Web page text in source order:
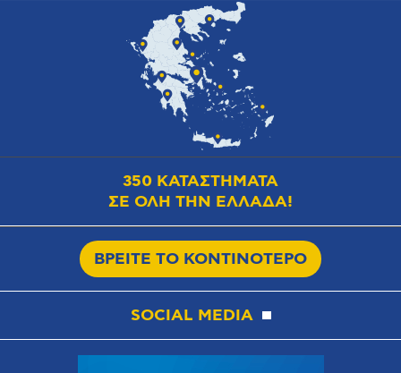
350 ΚΑΤΑΣΤΗΜΑΤΑ
ΣΕ ΟΛΗ ΤΗΝ ΕΛΛΑΔΑ!
ΒΡΕΙΤΕ ΤΟ ΚΟΝΤΙΝΟΤΕΡΟ
SOCIAL MEDIA